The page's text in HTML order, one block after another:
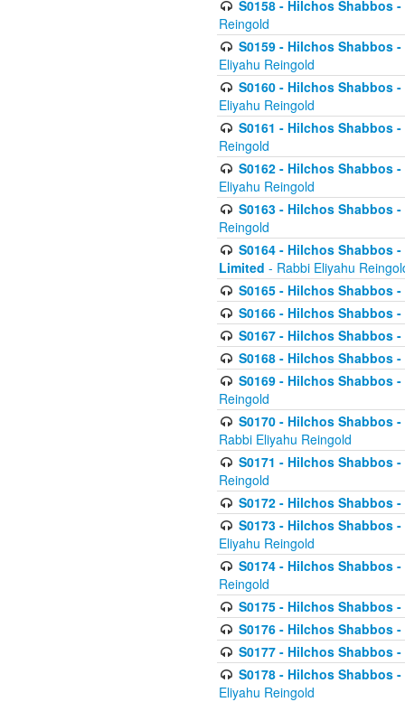
S0158 - Hilchos Shabbos
Reingold
S0159 - Hilchos Shabbos
Eliyahu Reingold
S0160 - Hilchos Shabbos
Eliyahu Reingold
S0161 - Hilchos Shabbos
Reingold
S0162 - Hilchos Shabbos
Eliyahu Reingold
S0163 - Hilchos Shabbos
Reingold
S0164 - Hilchos Shabbos
Limited - Rabbi Eliyahu
S0165 - Hilchos Shabbos
S0166 - Hilchos Shabbos
S0167 - Hilchos Shabbos
S0168 - Hilchos Shabbos
S0169 - Hilchos Shabbos
Reingold
S0170 - Hilchos Shabbos
Rabbi Eliyahu Reingold
S0171 - Hilchos Shabbos
Reingold
S0172 - Hilchos Shabbos
S0173 - Hilchos Shabbos
Eliyahu Reingold
S0174 - Hilchos Shabbos
Reingold
S0175 - Hilchos Shabbos
S0176 - Hilchos Shabbos
S0177 - Hilchos Shabbos
S0178 - Hilchos Shabbos
Eliyahu Reingold